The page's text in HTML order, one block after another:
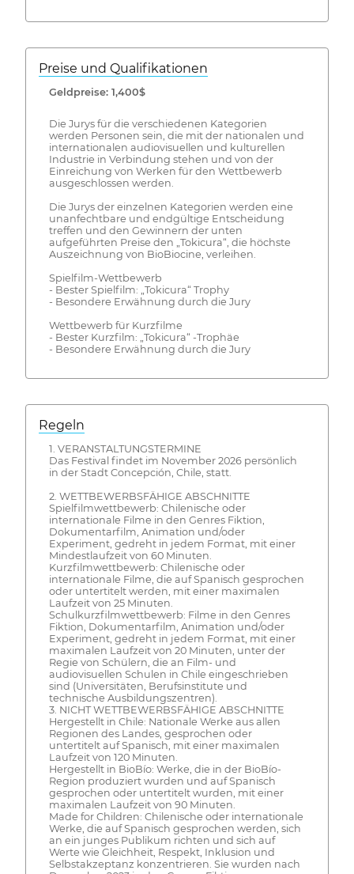
Preise und Qualifikationen
Geldpreise: 1,400$
Die Jurys für die verschiedenen Kategorien
werden Personen sein, die mit der nationalen und
internationalen audiovisuellen und kulturellen
Industrie in Verbindung stehen und von der
Einreichung von Werken für den Wettbewerb
ausgeschlossen werden.
Die Jurys der einzelnen Kategorien werden eine
unanfechtbare und endgültige Entscheidung
treffen und den Gewinnern der unten
aufgeführten Preise den „Tokicura“, die höchste
Auszeichnung von BioBiocine, verleihen.
Spielfilm-Wettbewerb
- Bester Spielfilm: „Tokicura“ Trophy
- Besondere Erwähnung durch die Jury
Wettbewerb für Kurzfilme
- Bester Kurzfilm: „Tokicura“ -Trophäe
- Besondere Erwähnung durch die Jury
Regeln
1. VERANSTALTUNGSTERMINE
Das Festival findet im November 2026 persönlich
in der Stadt Concepción, Chile, statt.
2. WETTBEWERBSFÄHIGE ABSCHNITTE
Spielfilmwettbewerb: Chilenische oder
internationale Filme in den Genres Fiktion,
Dokumentarfilm, Animation und/oder
Experiment, gedreht in jedem Format, mit einer
Mindestlaufzeit von 60 Minuten.
Kurzfilmwettbewerb: Chilenische oder
internationale Filme, die auf Spanisch gesprochen
oder untertitelt werden, mit einer maximalen
Laufzeit von 25 Minuten.
Schulkurzfilmwettbewerb: Filme in den Genres
Fiktion, Dokumentarfilm, Animation und/oder
Experiment, gedreht in jedem Format, mit einer
maximalen Laufzeit von 20 Minuten, unter der
Regie von Schülern, die an Film- und
audiovisuellen Schulen in Chile eingeschrieben
sind (Universitäten, Berufsinstitute und
technische Ausbildungszentren).
3. NICHT WETTBEWERBSFÄHIGE ABSCHNITTE
Hergestellt in Chile: Nationale Werke aus allen
Regionen des Landes, gesprochen oder
untertitelt auf Spanisch, mit einer maximalen
Laufzeit von 120 Minuten.
Hergestellt in BioBío: Werke, die in der BioBío-
Region produziert wurden und auf Spanisch
gesprochen oder untertitelt wurden, mit einer
maximalen Laufzeit von 90 Minuten.
Made for Children: Chilenische oder internationale
Werke, die auf Spanisch gesprochen werden, sich
an ein junges Publikum richten und sich auf
Werte wie Gleichheit, Respekt, Inklusion und
Selbstakzeptanz konzentrieren. Sie wurden nach